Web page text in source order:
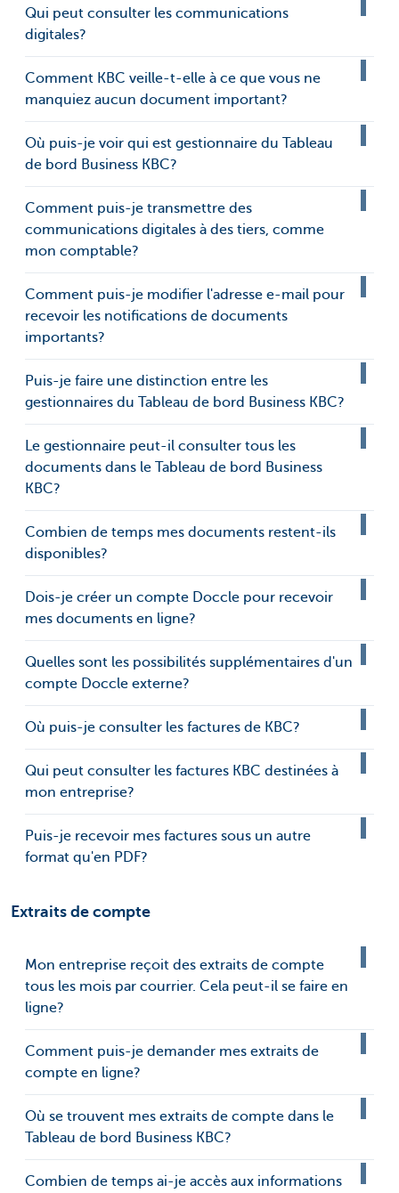
Qui peut consulter les communications
digitales?
Comment KBC veille-t-elle à ce que vous ne
manquiez aucun document important?
Où puis-je voir qui est gestionnaire du Tableau
de bord Business KBC?
Comment puis-je transmettre des
communications digitales à des tiers, comme
mon comptable?
Comment puis-je modifier l'adresse e-mail pour
recevoir les notifications de documents
importants?
Puis-je faire une distinction entre les
gestionnaires du Tableau de bord Business KBC?
Le gestionnaire peut-il consulter tous les
documents dans le Tableau de bord Business
KBC?
Combien de temps mes documents restent-ils
disponibles?
Dois-je créer un compte Doccle pour recevoir
mes documents en ligne?
Quelles sont les possibilités supplémentaires d'un
compte Doccle externe?
Où puis-je consulter les factures de KBC?
Qui peut consulter les factures KBC destinées à
mon entreprise?
Puis-je recevoir mes factures sous un autre
format qu'en PDF?
Extraits de compte
Mon entreprise reçoit des extraits de compte
tous les mois par courrier. Cela peut-il se faire en
ligne?
Comment puis-je demander mes extraits de
compte en ligne?
Où se trouvent mes extraits de compte dans le
Tableau de bord Business KBC?
Combien de temps ai-je accès aux informations